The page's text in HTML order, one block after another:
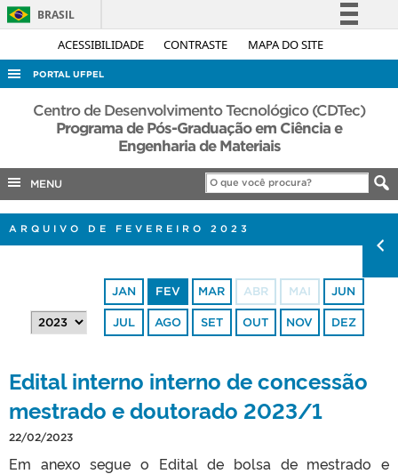
ACESSIBILIDADE CONTRASTE MAPA DO SITE
BRASIL
Simplifique!
Acesso à informação
Legislação
Canais
PORTAL UFPEL
ACESSO À INFORMAÇÃO
AUDITORIA
EDITAIS
PORTARIAS
Centro de Desenvolvimento Tecnológico (CDTec)
Programa de Pós-Graduação em Ciência e
Engenharia de Materiais
MENU
ARQUIVO DE FEVEREIRO 2023
JAN FEV MAR ABR MAI JUN
JUL AGO SET OUT NOV DEZ
Edital interno interno de concessão
mestrado e doutorado 2023/1
22/02/2023
Em anexo segue o Edital de bolsa de mestrado e